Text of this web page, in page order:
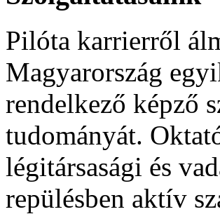
Pilóta karrierről
Magyarország
rendelkező képző
tudományát.
légitársasági és
repülésben aktív